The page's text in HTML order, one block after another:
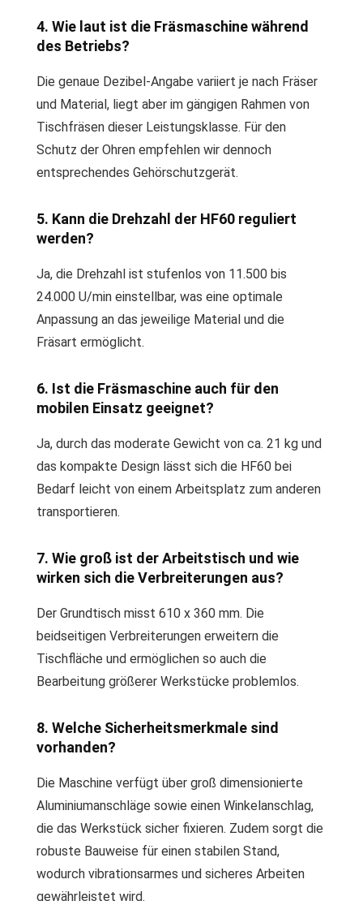
4. Wie laut ist die Fräsmaschine während
des Betriebs?
Die genaue Dezibel-Angabe variiert je nach Fräser
und Material, liegt aber im gängigen Rahmen von
Tischfräsen dieser Leistungsklasse. Für den
Schutz der Ohren empfehlen wir dennoch
entsprechendes Gehörschutzgerät.
5. Kann die Drehzahl der HF60 reguliert
werden?
Ja, die Drehzahl ist stufenlos von 11.500 bis
24.000 U/min einstellbar, was eine optimale
Anpassung an das jeweilige Material und die
Fräsart ermöglicht.
6. Ist die Fräsmaschine auch für den
mobilen Einsatz geeignet?
Ja, durch das moderate Gewicht von ca. 21 kg und
das kompakte Design lässt sich die HF60 bei
Bedarf leicht von einem Arbeitsplatz zum anderen
transportieren.
7. Wie groß ist der Arbeitstisch und wie
wirken sich die Verbreiterungen aus?
Der Grundtisch misst 610 x 360 mm. Die
beidseitigen Verbreiterungen erweitern die
Tischfläche und ermöglichen so auch die
Bearbeitung größerer Werkstücke problemlos.
8. Welche Sicherheitsmerkmale sind
vorhanden?
Die Maschine verfügt über groß dimensionierte
Aluminiumanschläge sowie einen Winkelanschlag,
die das Werkstück sicher fixieren. Zudem sorgt die
robuste Bauweise für einen stabilen Stand,
wodurch vibrationsarmes und sicheres Arbeiten
gewährleistet wird.